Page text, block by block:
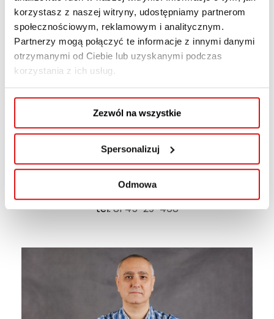
korzystasz z naszej witryny, udostępniamy partnerom
społecznościowym, reklamowym i analitycznym.
Partnerzy mogą połączyć te informacje z innymi danymi
otrzymanymi od Ciebie lub uzyskanymi podczas
korzystania z ich usług.
Zezwól na wszystkie
Spersonalizuj
Odmowa
mgr Paulina Obszańska
Dyrektor Centrum Współpracy
Międzynarodowej
p.obszanska@wspa.pl
tel.81 45-29-468